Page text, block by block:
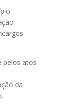
pelos atos
da